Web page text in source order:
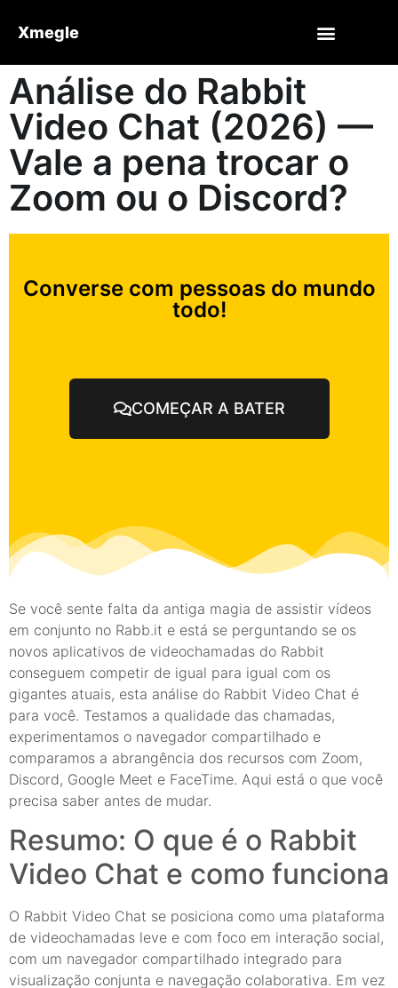
Xmegle
Análise do Rabbit
Video Chat (2026) —
Vale a pena trocar o
Zoom ou o Discord?
Converse com pessoas do mundo
todo!
COMEÇAR A BATER
Se você sente falta da antiga magia de assistir vídeos
em conjunto no Rabb.it e está se perguntando se os
novos aplicativos de videochamadas do Rabbit
conseguem competir de igual para igual com os
gigantes atuais, esta análise do Rabbit Video Chat é
para você. Testamos a qualidade das chamadas,
experimentamos o navegador compartilhado e
comparamos a abrangência dos recursos com Zoom,
Discord, Google Meet e FaceTime. Aqui está o que você
precisa saber antes de mudar.
Resumo: O que é o Rabbit
Video Chat e como funciona
O Rabbit Video Chat se posiciona como uma plataforma
de videochamadas leve e com foco em interação social,
com um navegador compartilhado integrado para
visualização conjunta e navegação colaborativa. Em vez